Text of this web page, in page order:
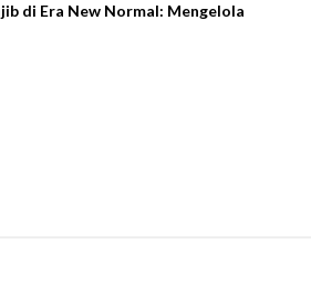
di Era New Normal: Mengelola